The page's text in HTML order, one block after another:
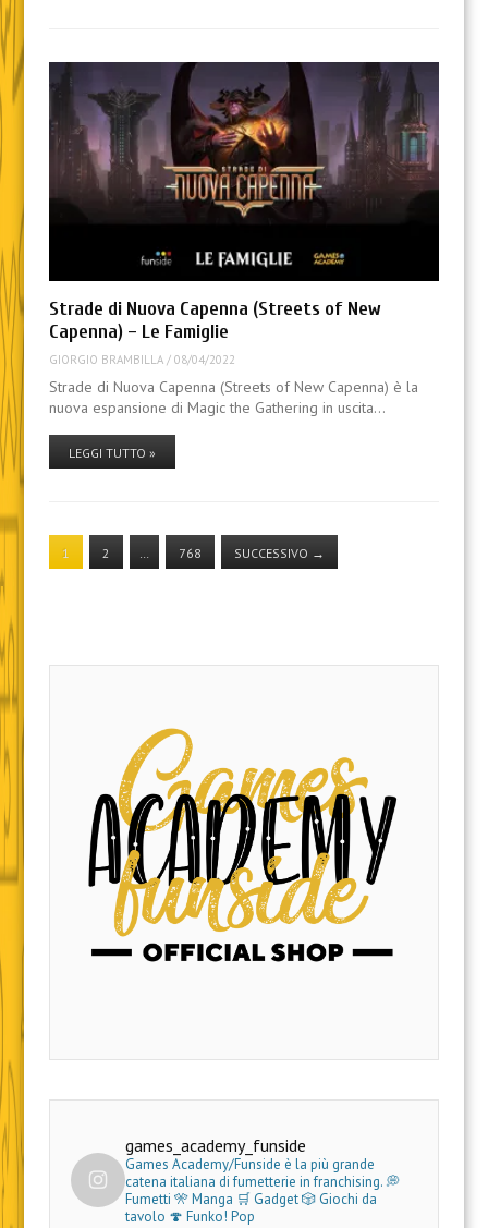
Strade di Nuova Capenna (Streets of New
Capenna) – Le Famiglie
GIORGIO BRAMBILLA/ 08/04/2022
Strade di Nuova Capenna (Streets of New Capenna) è la
nuova espansione di Magic the Gathering in uscita…
LEGGI TUTTO »
1 2 768 SUCCESSIVO →
games_academy_funside
Games Academy/Funside è la più grande
catena italiana di fumetterie in franchising.💭
Fumetti 🎌 Manga 🛒 Gadget🎲 Giochi da
tavolo 🍄 Funko! Pop